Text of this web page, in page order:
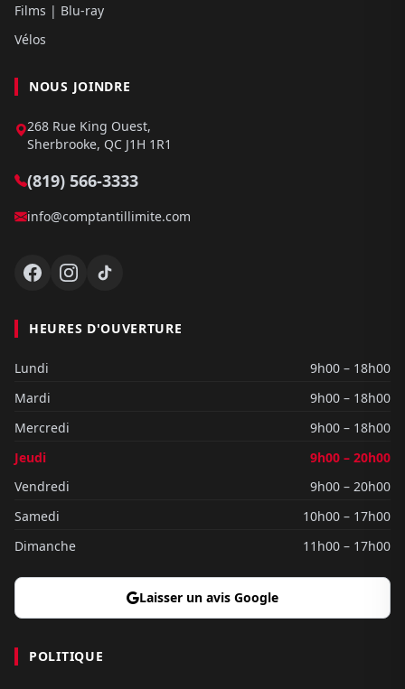
Films | Blu-ray
Vélos
NOUS JOINDRE
268 Rue King Ouest,
Sherbrooke, QC J1H 1R1
(819) 566-3333
info@comptantillimite.com
HEURES D'OUVERTURE
Lundi
9h00 – 18h00
Mardi
9h00 – 18h00
Mercredi
9h00 – 18h00
Jeudi
9h00 – 20h00
Vendredi
9h00 – 20h00
Samedi
10h00 – 17h00
Dimanche
11h00 – 17h00
Laisser un avis Google
POLITIQUE